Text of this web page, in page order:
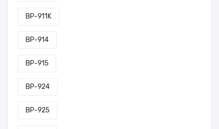
BP-911K
BP-914
BP-915
BP-924
BP-925